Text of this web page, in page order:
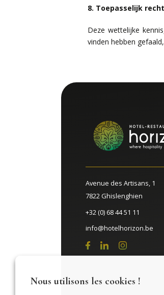
8. Toepasselijk
Deze wettelijke
vinden hebben
Nous utilisons les cookies !
Avenue des Artisans, 1
7822 Ghislenghien
+32 (0) 68 44 51 11
info@hotelhorizon.be